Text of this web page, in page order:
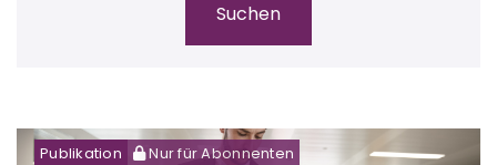
Publikation Nur für Abonnenten